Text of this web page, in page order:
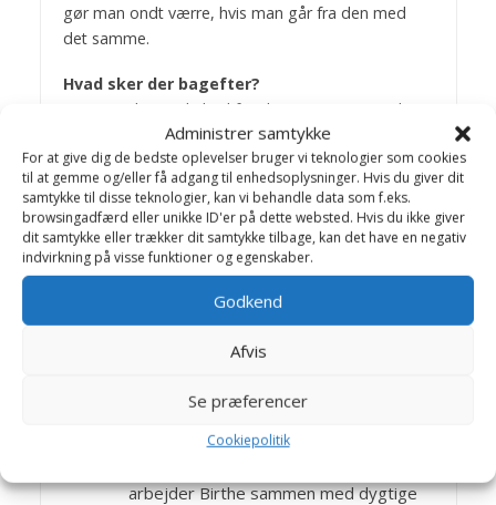
Administrer samtykke
For at give dig de bedste oplevelser bruger vi teknologier som cookies
til at gemme og/eller få adgang til enhedsoplysninger. Hvis du giver dit
samtykke til disse teknologier, kan vi behandle data som f.eks.
browsingadfærd eller unikke ID'er på dette websted. Hvis du ikke giver
dit samtykke eller trækker dit samtykke tilbage, kan det have en negativ
indvirkning på visse funktioner og egenskaber.
Godkend
Afvis
Se præferencer
Cookiepolitik
gør man ondt værre, hvis man går fra den med
det samme.
Hvad sker der bagefter?
Hvis man har mulighed for det, og synes om det,
er det helt lovligt at begrave sit familiedyr i sin
egen have. Der skal være mindst 60 cm jord over
dyret for at forhindre andre dyr i at finde det. Den
anden mulighed er at lade dyrlægen beholde
dyret, og hun/han sørger for at bringe det til
forbrænding. Endvidere er der nogle få steder i
Birthe Valling & Jens
Bakkegaard
arbejder Birthe sammen med dygtige